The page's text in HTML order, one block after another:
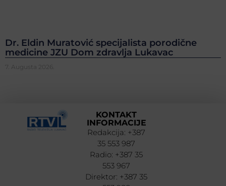
Dr. Eldin Muratović specijalista porodične
medicine JZU Dom zdravlja Lukavac
7. Augusta 2026.
KONTAKT
INFORMACIJE
Redakcija: +387
35 553 987
Radio: +387 35
553 967
Direktor: +387 35